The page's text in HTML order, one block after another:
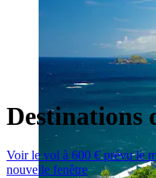
Destinations
Voir le vol à 600 € prévu le
nouvelle fenêtre